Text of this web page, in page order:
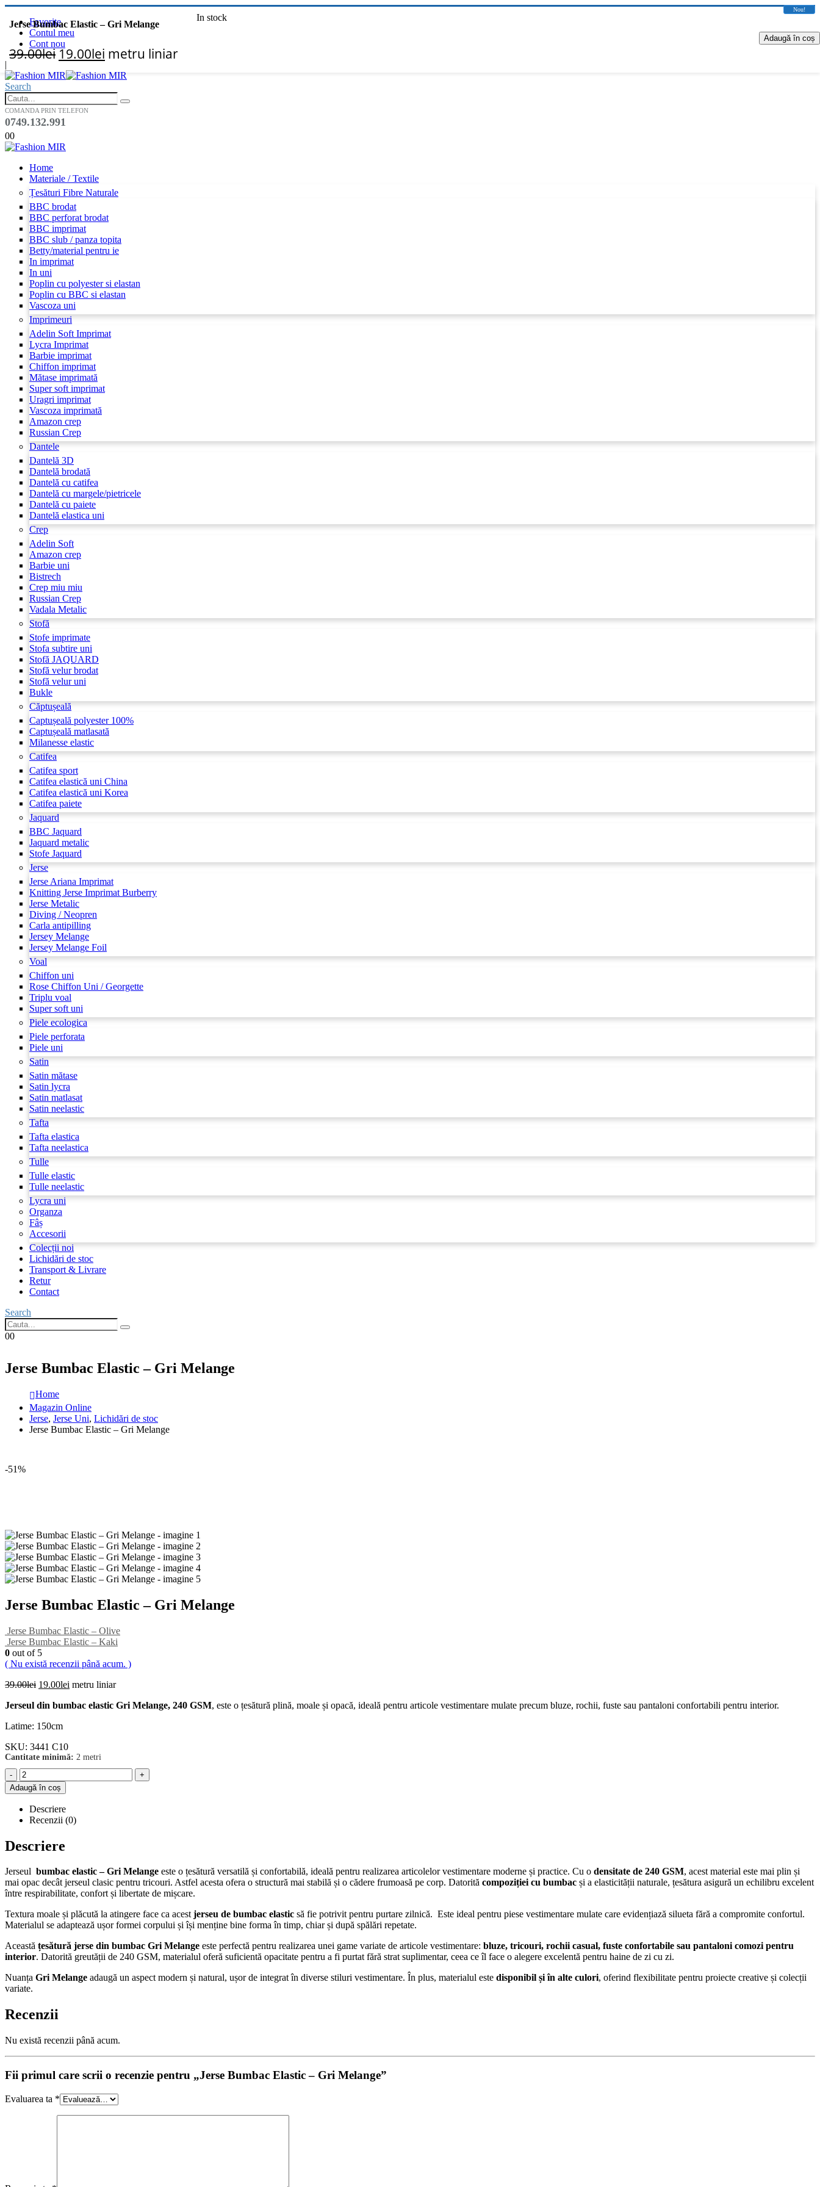
Favorite
Contul meu
Cont nou
|
Search
COMANDA PRIN TELEFON
0749.132.991
00
Home
Materiale / Textile
Țesături Fibre Naturale
BBC brodat
BBC perforat brodat
BBC imprimat
BBC slub / panza topita
Betty/material pentru ie
In imprimat
In uni
Poplin cu polyester si elastan
Poplin cu BBC si elastan
Vascoza uni
Imprimeuri
Adelin Soft Imprimat
Lycra Imprimat
Barbie imprimat
Chiffon imprimat
Mătase imprimată
Super soft imprimat
Uragri imprimat
Vascoza imprimată
Amazon crep
Russian Crep
Dantele
Dantelă 3D
Dantelă brodată
Dantelă cu catifea
Dantelă cu margele/pietricele
Dantelă cu paiete
Dantelă elastica uni
Crep
Adelin Soft
Amazon crep
Barbie uni
Bistrech
Crep miu miu
Russian Crep
Vadala Metalic
Stofă
Stofe imprimate
Stofa subtire uni
Stofă JAQUARD
Stofă velur brodat
Stofă velur uni
Bukle
Căptușeală
Captușeală polyester 100%
Captușeală matlasată
Milanesse elastic
Catifea
Catifea sport
Catifea elastică uni China
Catifea elastică uni Korea
Catifea paiete
Jaquard
BBC Jaquard
Jaquard metalic
Stofe Jaquard
Jerse
Jerse Ariana Imprimat
Knitting Jerse Imprimat Burberry
Jerse Metalic
Diving / Neopren
Carla antipilling
Jersey Melange
Jersey Melange Foil
Voal
Chiffon uni
Rose Chiffon Uni / Georgette
Triplu voal
Super soft uni
Piele ecologica
Piele perforata
Piele uni
Satin
Satin mătase
Satin lycra
Satin matlasat
Satin neelastic
Tafta
Tafta elastica
Tafta neelastica
Tulle
Tulle elastic
Tulle neelastic
Lycra uni
Organza
Fâș
Accesorii
Colecții noi
Lichidări de stoc
Transport & Livrare
Retur
Contact
Search
00
Jerse Bumbac Elastic – Gri Melange
Home
Magazin Online
Jerse, Jerse Uni, Lichidări de stoc
Jerse Bumbac Elastic – Gri Melange
-51%
Jerse Bumbac Elastic – Gri Melange
Jerse Bumbac Elastic – Olive
Jerse Bumbac Elastic – Kaki
Jerse Bumbac Elastic – Gri Melange
39.00leiPrețul
inițial
a
fost:
39.00lei.
19.00lei Prețul
curent
este:
19.00lei.
metru liniar
In stock
Adaugă în coș
0 out of 5
( Nu există recenzii până acum. )
39.00lei Prețul
a
39.00lei.
19.00lei Prețul
este:
metru liniar
Jerseul din bumbac elastic Gri Melange, 240 GSM, este o țesătură plină, moale și opacă, ideală pentru articole vestimentare mulate precum bluze, rochii, fuste sau pantaloni confortabili pentru interior.
Latime: 150cm
SKU: 3441 C10
Cantitate minimă: 2 metri
-
+
Adaugă în coș
Descriere
Recenzii (0)
Descriere
Jerseul bumbac elastic – Gri Melange este o țesătură versatilă și confortabilă, ideală pentru realizarea articolelor vestimentare moderne și practice. Cu o densitate de 240 GSM, acest material este mai plin și
mai opac decât jerseul clasic pentru tricouri. Astfel acesta ofera o structură mai stabilă și o cădere frumoasă pe corp. Datorită compoziției cu bumbac și a elasticității naturale, țesătura asigură un echilibru excelent
între respirabilitate, confort și libertate de mișcare.
Textura moale și plăcută la atingere face ca acestjerseu de bumbac elastic să fie potrivit pentru purtare zilnică. Este ideal pentru piese vestimentare mulate care evidențiază silueta fără a compromite confortul.
Materialul se adaptează ușor formei corpului și își menține bine forma în timp, chiar și după spălări repetate.
Această țesătură jerse din bumbac Gri Melange este perfectă pentru realizarea unei game variate de articole vestimentare: bluze, tricouri, rochii casual, fuste confortabile sau pantaloni comozi pentru
interior. Datorită greutății de 240 GSM, materialul oferă suficientă opacitate pentru a fi purtat fără strat suplimentar, ceea ce îl face o alegere excelentă pentru haine de zi cu zi.
Nuanța Gri Melange adaugă un aspect modern și natural, ușor de integrat în diverse stiluri vestimentare. În plus, materialul este disponibil și în alte culori, oferind flexibilitate pentru proiecte creative și colecții
variate.
Recenzii
Nu există recenzii până acum.
Fii primul care scrii o recenzie pentru „Jerse Bumbac Elastic – Gri Melange”
Evaluarea ta *
Nou!